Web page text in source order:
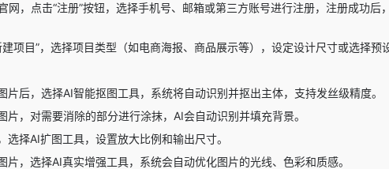
网，点击“注册”按钮，选择手机号、邮箱或第三方账号进行注册，注册成功
建项目”，选择项目类型（如电商海报、商品展示等），设定设计尺寸或选择预
片后，选择AI智能抠图工具，系统将自动识别并抠出主体，支持发丝级精度。
片，对需要消除的部分进行涂抹，AI会自动识别并填充背景。
选择AI扩图工具，设置放大比例和输出尺寸。
片，选择AI真实增强工具，系统会自动优化图片的光线、色彩和质感。